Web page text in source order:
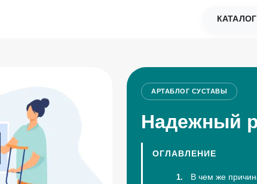
АРТАБЛОГ СУСТАВЫ
Надежный
ОГЛАВЛЕНИЕ
В чем же